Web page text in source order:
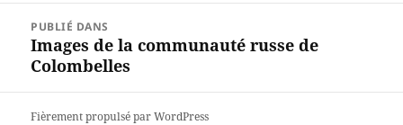
l’article
PUBLIÉ DANS
Images de la communauté russe de
Colombelles
Fièrement propulsé par WordPress